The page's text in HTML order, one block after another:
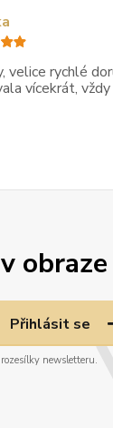
obraze
Přihlásit se
newsletteru.
velice rychlé
vícekrát,